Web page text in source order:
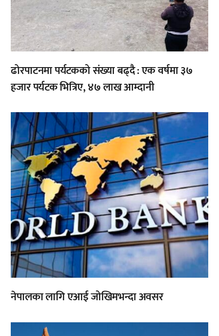
ढोरपाटनमा पर्यटकको संख्या बढ्दै : एक वर्षमा ३७
हजार पर्यटक भित्रिए, ४७ लाख आम्दानी
नेपालका लागि एआई जोखिमभन्दा अवसर